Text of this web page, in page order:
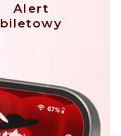
Alert
biletowy